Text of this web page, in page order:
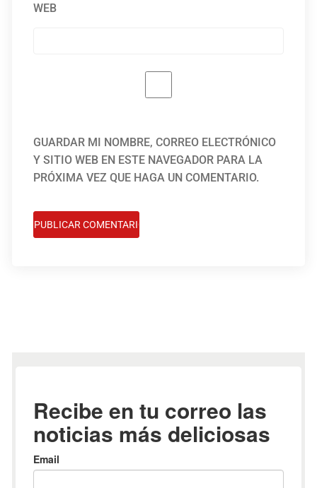
WEB
GUARDAR MI NOMBRE, CORREO ELECTRÓNICO
Y SITIO WEB EN ESTE NAVEGADOR PARA LA
PRÓXIMA VEZ QUE HAGA UN COMENTARIO.